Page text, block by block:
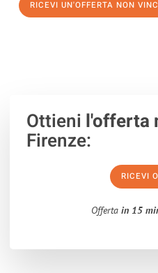
RICEVI UN'OFFERTA NON
Ottieni l'offerta
Firenze:
RICEVI
Offerta in 15